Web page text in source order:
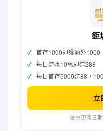
鉅
首存1000即獲額外1000
每日流水10萬即送288
每日首存5000送88，
立
優惠更新日